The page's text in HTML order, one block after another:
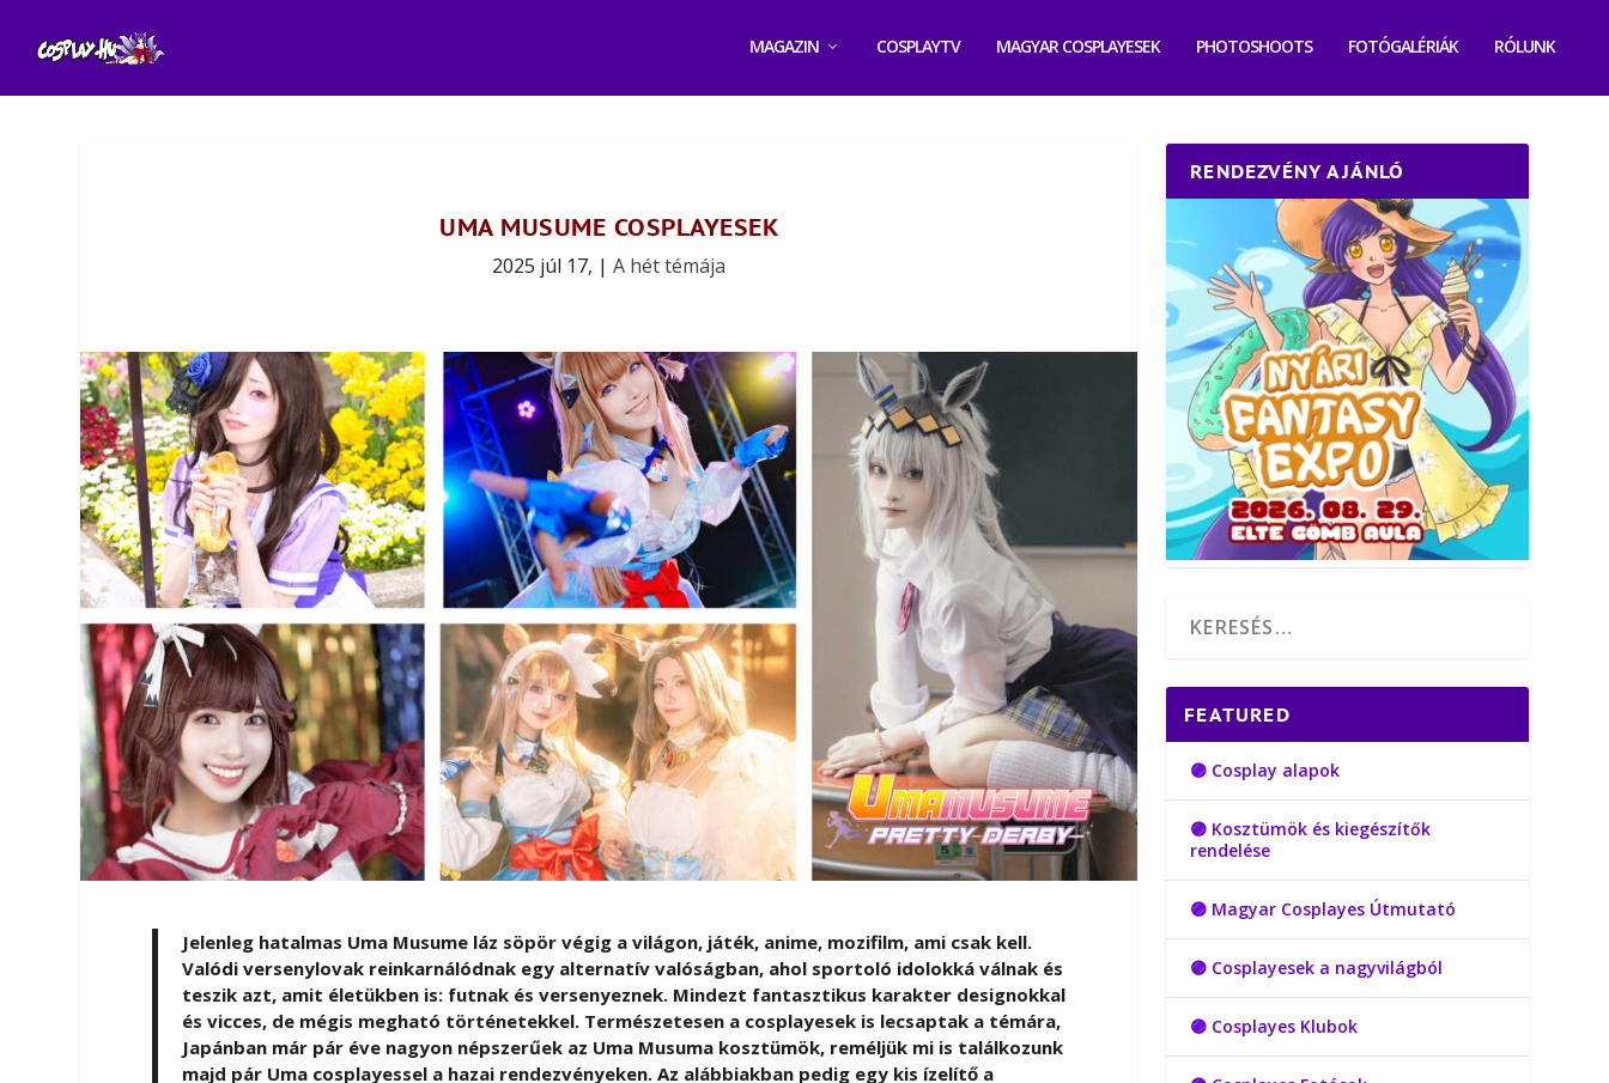
MAGAZIN COSPLAYTV MAGYAR COSPLAYESEK PHOTOSHOOTS FOTÓGALÉRIÁK RÓLUNK
UMA MUSUME COSPLAYESEK
2025 júl 17, |A hét témája
Jelenleg hatalmas Uma Musume láz söpör végig a világon, játék, anime, mozifilm, ami csak kell.
Valódi versenylovak reinkarnálódnak egy alternatív valóságban, ahol sportoló idolokká válnak és
teszik azt, amit életükben is: futnak és versenyeznek. Mindezt fantasztikus karakter designokkal
és vicces, de mégis megható történetekkel. Természetesen a cosplayesek is lecsaptak a témára,
Japánban már pár éve nagyon népszerűek az Uma Musuma kosztümök, reméljük mi is találkozunk
majd pár Uma cosplayessel a hazai rendezvényeken. Az alábbiakban pedig egy kis ízelítő a
RENDEZVÉNY AJÁNLÓ
FEATURED
🟣 Cosplay alapok
🟣 Kosztümök és kiegészítők
rendelése
🟣 Magyar Cosplayes Útmutató
🟣 Cosplayesek a nagyvilágból
🟣 Cosplayes Klubok